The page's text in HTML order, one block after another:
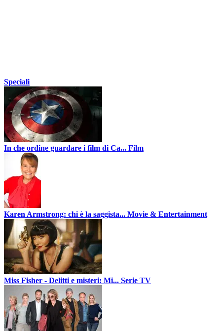
Speciali
In che ordine guardare i film di Ca... Film
Karen Armstrong: chi è la saggista... Movie & Entertainment
Miss Fisher - Delitti e misteri: Mi... Serie TV